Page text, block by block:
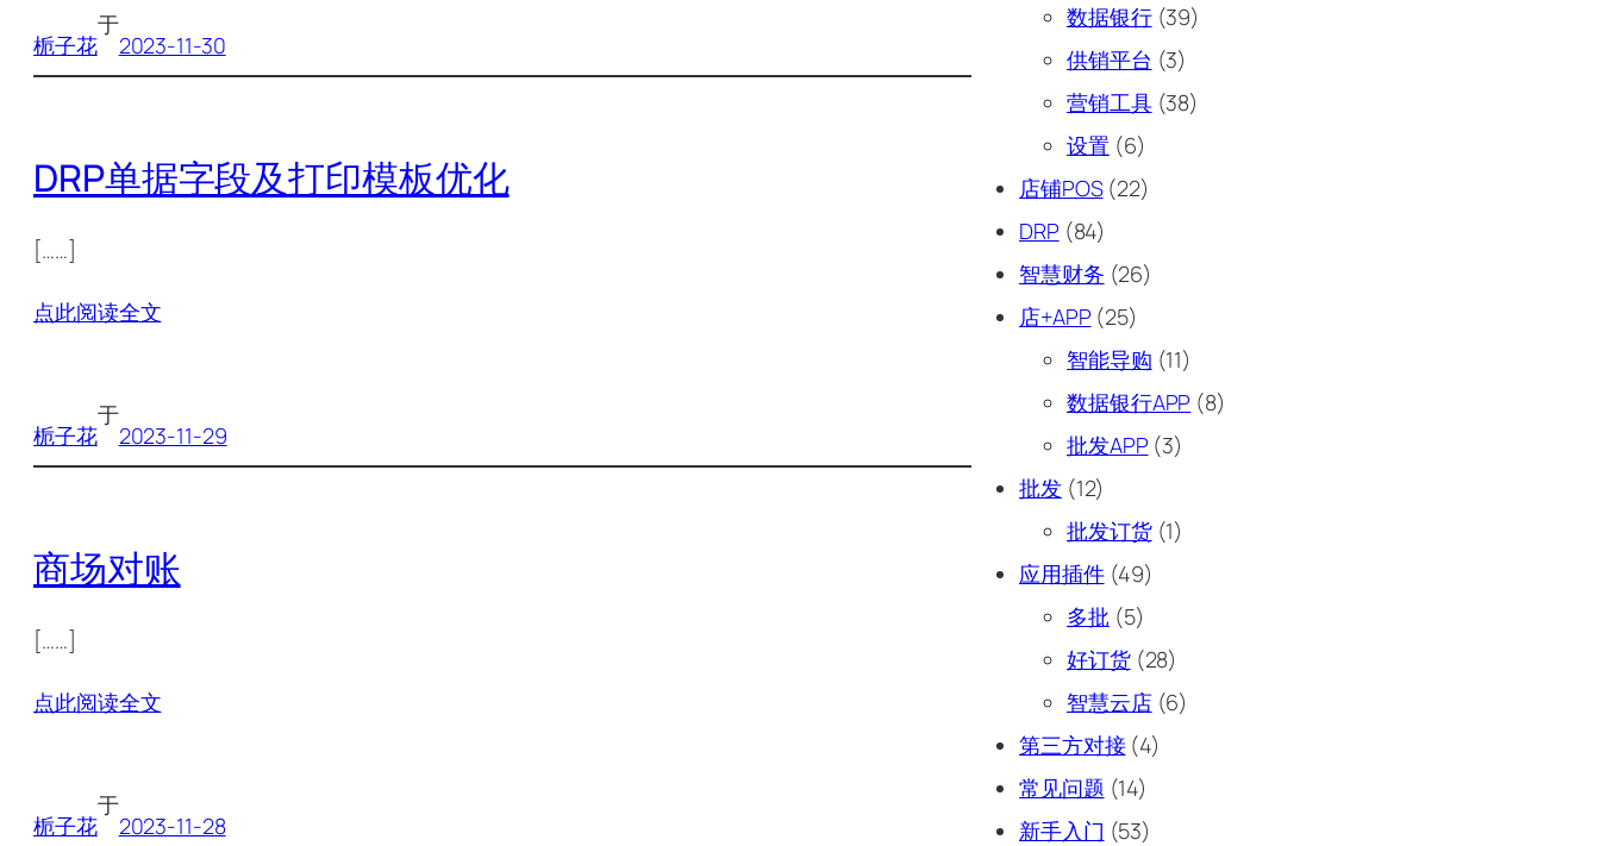
栀子花
于
2023-11-30
DRP单据字段及打印模板优化
[……]
点此阅读全文
栀子花
于
2023-11-29
商场对账
[……]
点此阅读全文
栀子花
于
2023-11-28
数据银行(39)
供销平台 (3)
营销工具(38)
设置 (6)
店铺POS(22)
DRP (84)
智慧财务 (26)
店+APP (25)
智能导购 (11)
数据银行APP (8)
批发APP (3)
批发(12)
批发订货(1)
应用插件(49)
多批 (5)
好订货(28)
智慧云店(6)
第三方对接(4)
常见问题 (14)
新手入门 (53)